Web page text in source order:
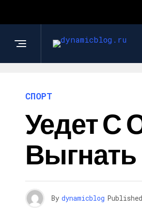
СПОРТ
Уедет С
Выгнать
By dynamicblog Published